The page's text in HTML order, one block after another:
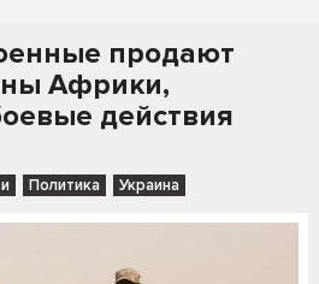
продают
Африки,
действия
Политика Украина